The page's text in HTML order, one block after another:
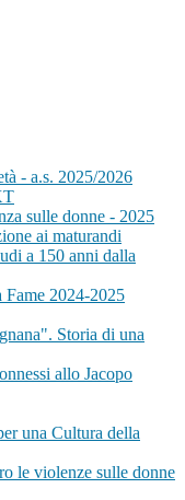
- a.s. 2025/2026
sulle donne - 2025
ai maturandi
a 150 anni dalla
Fame 2024-2025
Storia di una
allo Jacopo
una Cultura della
le violenze sulle donne